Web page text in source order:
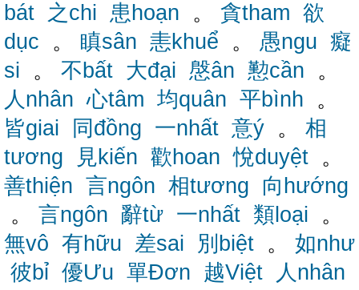
bát 之chi 患hoạn 。 貪tham 欲
dục 。 瞋sân 恚khuể 。 愚ngu 癡
si 。 不bất 大đại 慇ân 懃cần 。
人nhân 心tâm 均quân 平bình 。
皆giai
同đồng 一nhất 意ý 。 相
tương
見kiến 歡hoan 悅duyệt 。
善thiện 言ngôn 相tương
向hướng
。 言ngôn 辭từ 一nhất 類loại 。
無vô 有hữu 差sai 別biệt 。 如như
彼bỉ 優Ưu 單Đơn 越Việt
人nhân